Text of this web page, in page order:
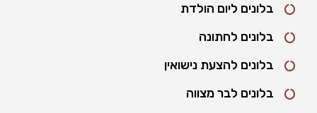
בלונים ליום הולדת
בלונים לחתונה
בלונים להצעת נישואין
בלונים לבר מצווה